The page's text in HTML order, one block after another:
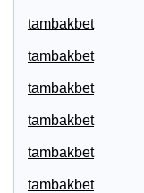
tambakbet
tambakbet
tambakbet
tambakbet
tambakbet
tambakbet